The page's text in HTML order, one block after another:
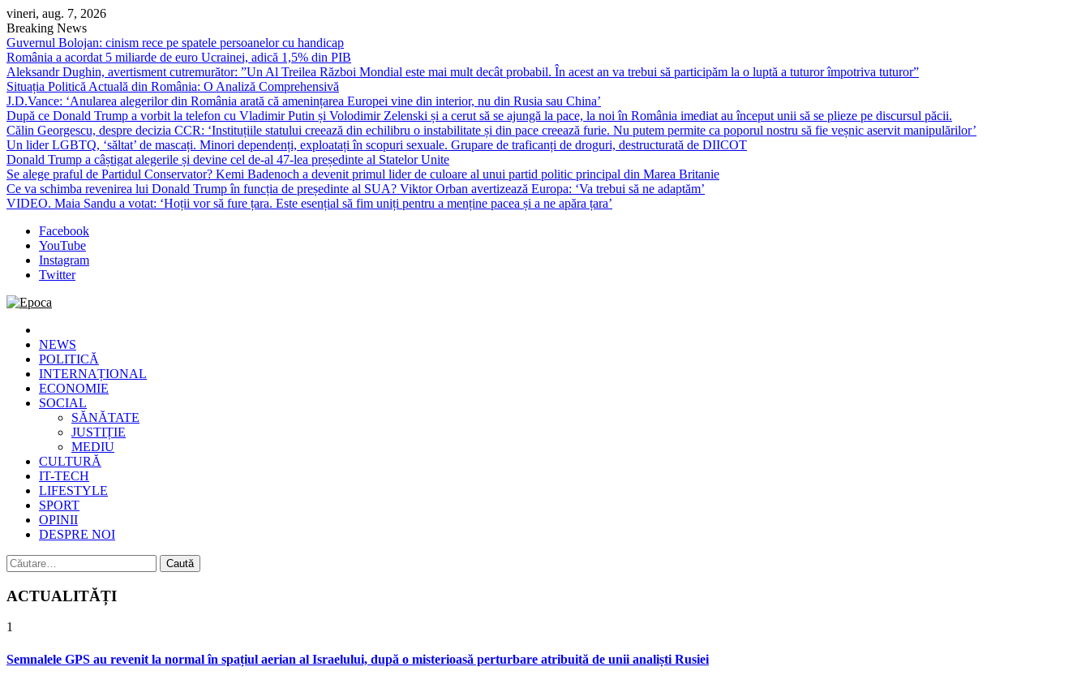
Skip
to
content
vineri, aug. 7, 2026
Breaking News
Guvernul Bolojan: cinism rece pe spatele persoanelor cu handicap
România a acordat 5 miliarde de euro Ucrainei, adică 1,5% din PIB
Aleksandr Dughin, avertisment cutremurător: ”Un Al Treilea Război Mondial este mai mult decât probabil. În acest an va trebui să participăm la o luptă a tuturor împotriva tuturor”
Situația Politică Actuală din România: O Analiză Comprehensivă
J.D.Vance: ‘Anularea alegerilor din România arată că amenințarea Europei vine din interior, nu din Rusia sau China’
După ce Donald Trump a vorbit la telefon cu Vladimir Putin și Volodimir Zelenski și a cerut să se ajungă la pace, la noi în România imediat au început unii să se plieze pe discursul păcii.
Călin Georgescu, despre decizia CCR: ‘Instituțiile statului creează din echilibru o instabilitate și din pace creează furie. Nu putem permite ca poporul nostru să fie veșnic aservit manipulărilor’
Un lider LGBTQ, ‘săltat’ de mascați. Minori dependenți, exploatați în scopuri sexuale. Grupare de traficanți de droguri, destructurată de DIICOT
Donald Trump a câștigat alegerile și devine cel de-al 47-lea președinte al Statelor Unite
Se alege praful de Partidul Conservator? Kemi Badenoch a devenit primul lider de culoare al unui partid politic principal din Marea Britanie
Ce va schimba revenirea lui Donald Trump în funcția de președinte al SUA? Viktor Orban avertizează Europa: ‘Va trebui să ne adaptăm’
VIDEO. Maia Sandu a votat: ‘Hoții vor să fure țara. Este esențial să fim uniți pentru a menține pacea și a ne apăra țara’
Facebook
YouTube
Instagram
Twitter
Epoca
Cele mai noi știri online din România
NEWS
POLITICĂ
INTERNAȚIONAL
ECONOMIE
SOCIAL
SĂNĂTATE
JUSTIȚIE
MEDIU
CULTURĂ
IT-TECH
LIFESTYLE
SPORT
OPINII
DESPRE NOI
Caută
după:
ACTUALITĂȚI
1
Semnalele GPS au revenit la normal în spațiul aerian al Israelului, după o misterioasă perturbare atribuită de unii analiști Rusiei